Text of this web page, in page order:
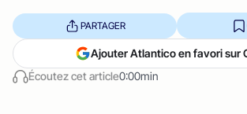
Écoutez cet article0:00min
PARTAGER
Ajouter Atlantico en favori sur